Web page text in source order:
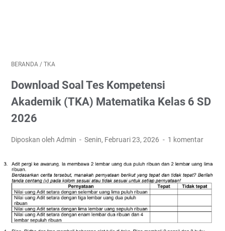
BERANDA / TKA
Download Soal Tes Kompetensi
Akademik (TKA) Matematika Kelas 6 SD
2026
Diposkan oleh Admin Senin, Februari 23, 2026 1 komentar